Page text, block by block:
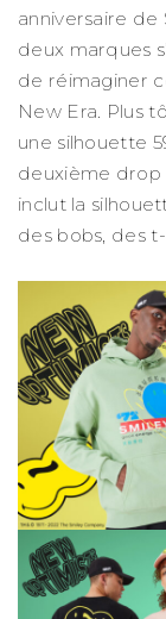
anniversaire de
deux marques
de réimaginer
New Era. Plus
une silhouette
deuxième drop
inclut la
des bobs, des